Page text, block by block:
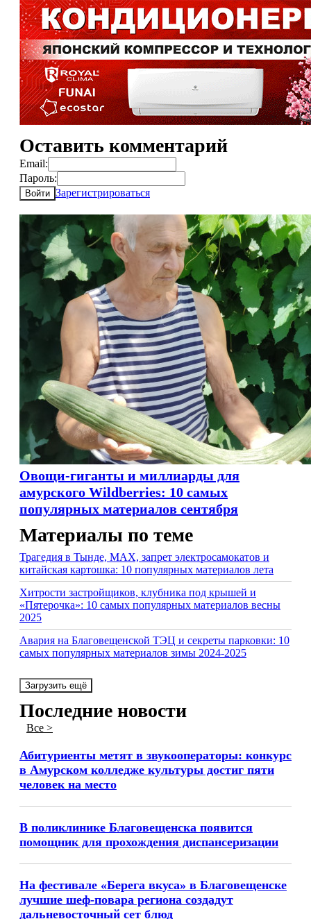
Оставить комментарий
Email:
Пароль:
Войти Зарегистрироваться
Овощи-гиганты и миллиарды для
амурского Wildberries: 10 самых
популярных материалов сентября
Материалы по теме
Трагедия в Тынде, MAX, запрет электросамокатов и
китайская картошка: 10 популярных материалов лета
Хитрости застройщиков, клубника под крышей и
«Пятерочка»: 10 самых популярных материалов весны
2025
Авария на Благовещенской ТЭЦ и секреты парковки: 10
самых популярных материалов зимы 2024-2025
Загрузить ещё
Последние новости
Все >
Абитуриенты метят в звукооператоры: конкурс
в Амурском колледже культуры достиг пяти
человек на место
В поликлинике Благовещенска появится
помощник для прохождения диспансеризации
На фестивале «Берега вкуса» в Благовещенске
лучшие шеф-повара региона создадут
дальневосточный сет блюд